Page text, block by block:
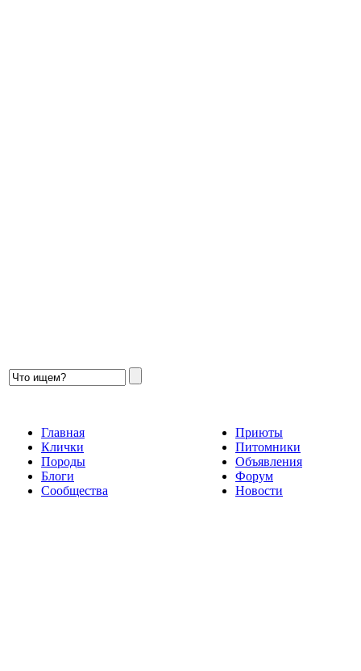
Главная
Клички
Породы
Блоги
Сообщества
Приюты
Питомники
Объявления
Форум
Новости